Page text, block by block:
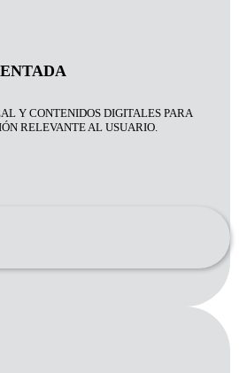
Y CONTENIDOS DIGITALES PARA
RELEVANTE AL USUARIO.